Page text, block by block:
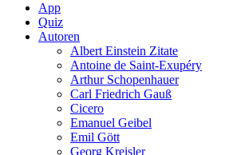
App
Quiz
Autoren
Albert Einstein Zitate
Antoine de Saint-Exupéry
Arthur Schopenhauer
Carl Friedrich Gauß
Cicero
Emanuel Geibel
Emil Gött
Georg Kreisler